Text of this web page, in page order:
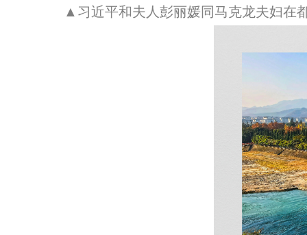
▲习近平和夫人彭丽媛同马克龙夫妇在